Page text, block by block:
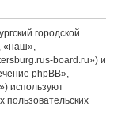
с
городской
«наш»,
board.ru») и
phpBB»,
используют